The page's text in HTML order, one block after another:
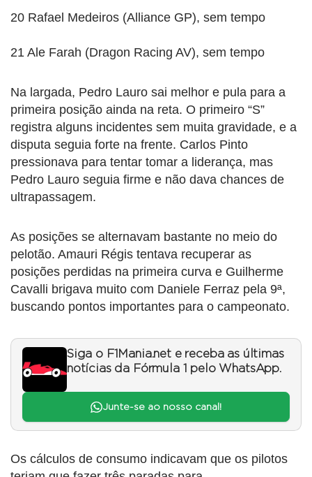
20 Rafael Medeiros (Alliance GP), sem tempo
21 Ale Farah (Dragon Racing AV), sem tempo
Na largada, Pedro Lauro sai melhor e pula para a
primeira posição ainda na reta. O primeiro “S”
registra alguns incidentes sem muita gravidade, e a
disputa seguia forte na frente. Carlos Pinto
pressionava para tentar tomar a liderança, mas
Pedro Lauro seguia firme e não dava chances de
ultrapassagem.
As posições se alternavam bastante no meio do
pelotão. Amauri Régis tentava recuperar as
posições perdidas na primeira curva e Guilherme
Cavalli brigava muito com Daniele Ferraz pela 9ª,
buscando pontos importantes para o campeonato.
Siga o F1Mania.net e receba as últimas
notícias da Fórmula 1 pelo WhatsApp.
Junte-se ao nosso canal!
Os cálculos de consumo indicavam que os pilotos